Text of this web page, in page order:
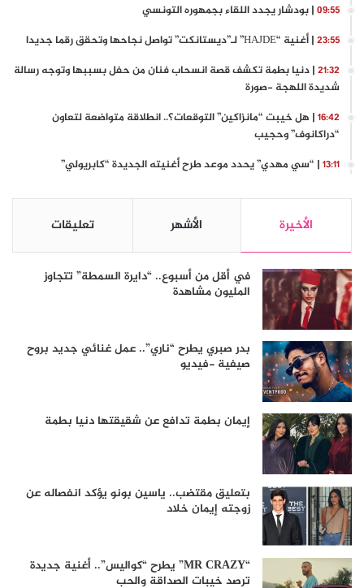
09:55 | بودشار يجدد اللقاء بجمهوره التونسي
23:55 | أغنية “HAJDE” لـ”ديستانكت” تواصل نجاحها وتحقق رقما جديدا
21:32 | دنيا بطمة تكشف قصة انسحاب فنان من حفل بسببها وتوجه رسالة
شديدة اللهجة -صورة
16:42 | هل خيبت “مانزاكين” التوقعات؟.. انطلاقة متواضعة لتعاون
“دراكانوف” وحجيب
13:11 | “سي مهدي” يحدد موعد طرح أغنيته الجديدة “كابريولي”
الأخيرة الأشهر تعليقات
في أقل من أسبوع.. “دايرة السمطة” تتجاوز
المليون مشاهدة
بدر صبري يطرح “ناري”.. عمل غنائي جديد بروح
صيفية -فيديو
إيمان بطمة تدافع عن شقيقتها دنيا بطمة
بتعليق مقتضب.. ياسين بونو يؤكد انفصاله عن
زوجته إيمان خلاد
“MR CRAZY” يطرح “كواليس”.. أغنية جديدة
ترصد خيبات الصداقة والحب